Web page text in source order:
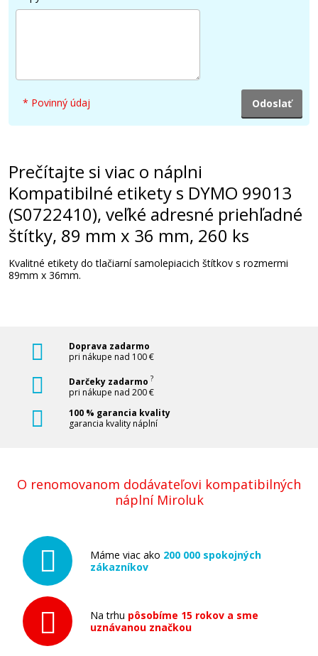
* Povinný údaj
Prečítajte si viac o náplni
Kompatibilné etikety s DYMO 99013
(S0722410), veľké adresné priehľadné
štítky, 89 mm x 36 mm, 260 ks
Kvalitné etikety do tlačiarní samolepiacich štítkov s rozmermi
89mm x 36mm.
Doprava zadarmo
pri nákupe nad 100 €
Darčeky zadarmo ?
pri nákupe nad 200 €
100 % garancia kvality
garancia kvality náplní
O renomovanom dodávateľovi kompatibilných
náplní Miroluk
Máme viac ako 200 000 spokojných
zákazníkov
Na trhu pôsobíme 15 rokov a sme
uznávanou značkou